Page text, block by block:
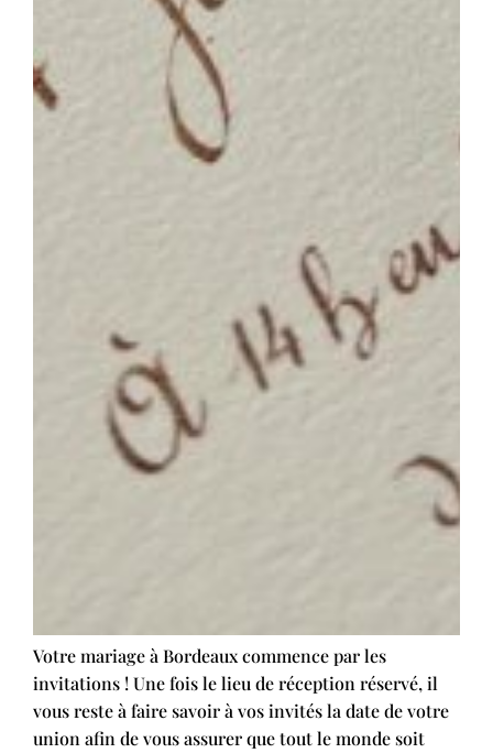
Votre mariage à Bordeaux commence par les
invitations ! Une fois le lieu de réception réservé, il
vous reste à faire savoir à vos invités la date de votre
union afin de vous assurer que tout le monde soit